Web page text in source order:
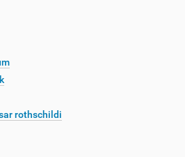
rothschildi